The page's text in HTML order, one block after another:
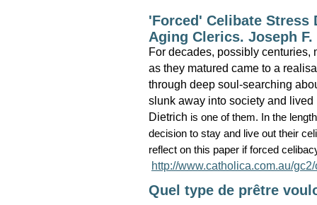
'Forced' Celibate Stress
Aging Clerics. Joseph
For decades, possibly
as they matured came to a
through deep soul-searching
slunk away into society and
Dietrich is one of them. In the
decision to stay and live out their
reflect on this paper if forced
http://www.catholica.com.au/
Quel type de prêtre